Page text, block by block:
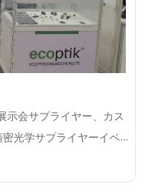
示会サプライヤー、カス
光学サプライヤーイベ